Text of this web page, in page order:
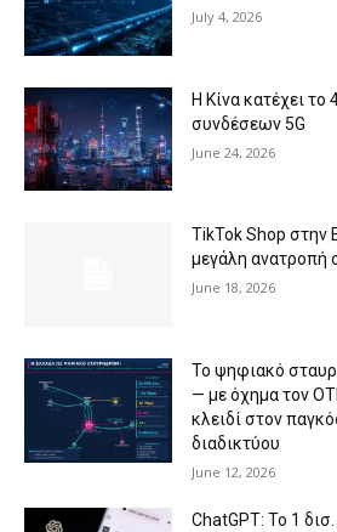
July 4, 2026
Η Κίνα κατέχει
συνδέσεων 5G
June 24, 2026
TikTok Shop στην
μεγάλη ανατροπή
June 18, 2026
Το ψηφιακό
— με όχημα τον
κλειδί στον
διαδικτύου
June 12, 2026
ChatGPT: Το 1